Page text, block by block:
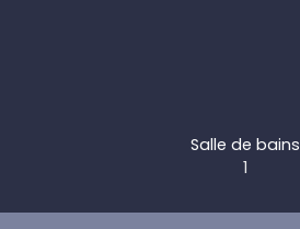
Salle de bains
1